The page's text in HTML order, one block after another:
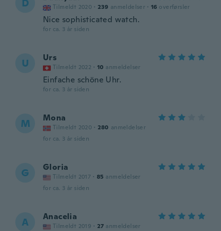
D Tilmeldt 2020 · 239 anmeldelser · 16 overførsler
Nice sophisticated watch.
for ca. 3 år siden
U Urs
Tilmeldt 2022 · 10 anmeldelser
Einfache schöne Uhr.
for ca. 3 år siden
M Mona
Tilmeldt 2020 · 280 anmeldelser
for ca. 3 år siden
G Gloria
Tilmeldt 2017 · 85 anmeldelser
for ca. 3 år siden
A Anacelia
Tilmeldt 2019 · 27 anmeldelser